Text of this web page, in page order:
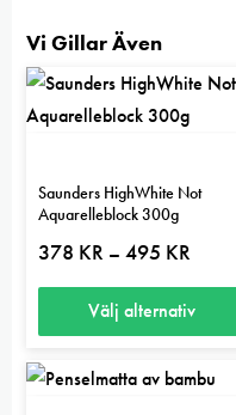
Vi Gillar Även
Saunders HighWhite Not
Aquarelleblock 300g
378 KR – 495 KR
till
495 kr
Välj alternativ
här